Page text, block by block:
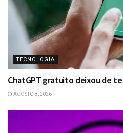
TECNOLOGIA
ChatGPT gratuito deixou de
AGOSTO 8, 2026